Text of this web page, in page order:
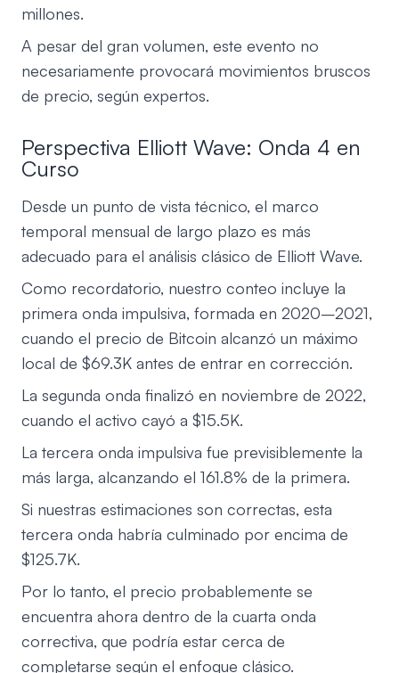
millones.
A pesar del gran volumen, este evento no
necesariamente provocará movimientos bruscos
de precio, según expertos.
Perspectiva Elliott Wave: Onda 4 en
Curso
Desde un punto de vista técnico, el marco
temporal mensual de largo plazo es más
adecuado para el análisis clásico de Elliott Wave.
Como recordatorio, nuestro conteo incluye la
primera onda impulsiva, formada en 2020–2021,
cuando el precio de Bitcoin alcanzó un máximo
local de $69.3K antes de entrar en corrección.
La segunda onda finalizó en noviembre de 2022,
cuando el activo cayó a $15.5K.
La tercera onda impulsiva fue previsiblemente la
más larga, alcanzando el 161.8% de la primera.
Si nuestras estimaciones son correctas, esta
tercera onda habría culminado por encima de
$125.7K.
Por lo tanto, el precio probablemente se
encuentra ahora dentro de la cuarta onda
correctiva, que podría estar cerca de
completarse según el enfoque clásico.